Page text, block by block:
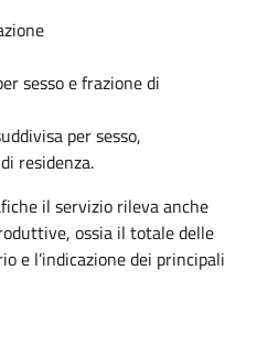
sesso e frazione di
per sesso,
residenza.
il servizio rileva anche
ossia il totale delle
e l’indicazione dei principali